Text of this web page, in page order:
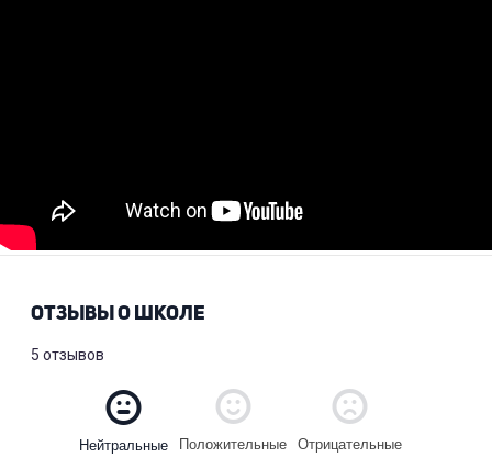
ОТЗЫВЫ О ШКОЛЕ
5 отзывов
Нейтральные Положительные Отрицательные